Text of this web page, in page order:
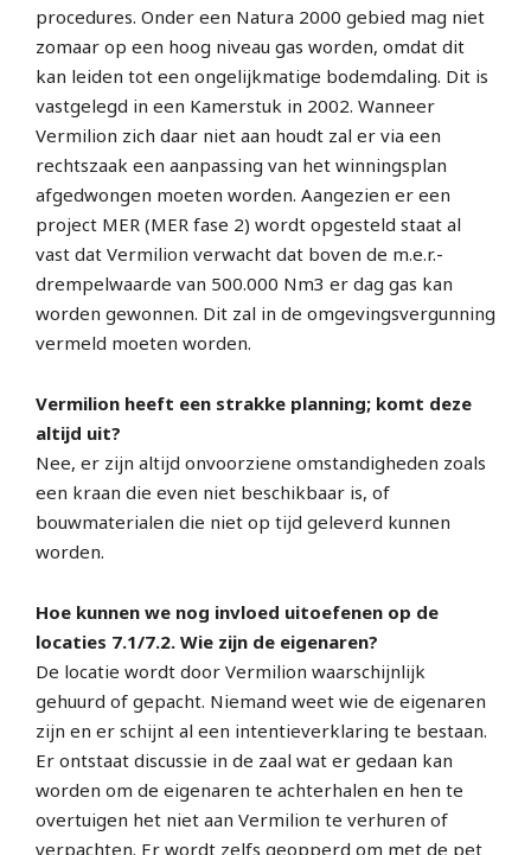
procedures. Onder een Natura 2000 gebied mag niet
zomaar op een hoog niveau gas worden, omdat dit
kan leiden tot een ongelijkmatige bodemdaling. Dit is
vastgelegd in een Kamerstuk in 2002. Wanneer
Vermilion zich daar niet aan houdt zal er via een
rechtszaak een aanpassing van het winningsplan
afgedwongen moeten worden. Aangezien er een
project MER (MER fase 2) wordt opgesteld staat al
vast dat Vermilion verwacht dat boven de m.e.r.-
drempelwaarde van 500.000 Nm3 er dag gas kan
worden gewonnen. Dit zal in de omgevingsvergunning
vermeld moeten worden.
Vermilion heeft een strakke planning; komt deze
altijd uit?
Nee, er zijn altijd onvoorziene omstandigheden zoals
een kraan die even niet beschikbaar is, of
bouwmaterialen die niet op tijd geleverd kunnen
worden.
Hoe kunnen we nog invloed uitoefenen op de
locaties 7.1/7.2. Wie zijn de eigenaren?
De locatie wordt door Vermilion waarschijnlijk
gehuurd of gepacht. Niemand weet wie de eigenaren
zijn en er schijnt al een intentieverklaring te bestaan.
Er ontstaat discussie in de zaal wat er gedaan kan
worden om de eigenaren te achterhalen en hen te
overtuigen het niet aan Vermilion te verhuren of
verpachten. Er wordt zelfs geopperd om met de pet